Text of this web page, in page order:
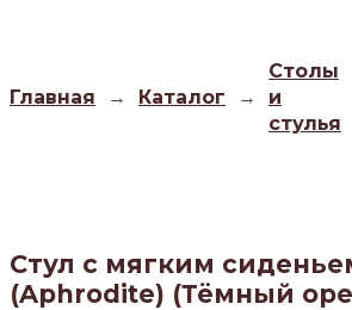
Главная → Каталог →
Столы
и
стулья
Стул с мягким
(Aphrodite) (Тёмный